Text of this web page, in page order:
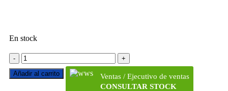
En stock
Añadir al carrito
Ventas / Ejecutivo de ventas
CONSULTAR STOCK